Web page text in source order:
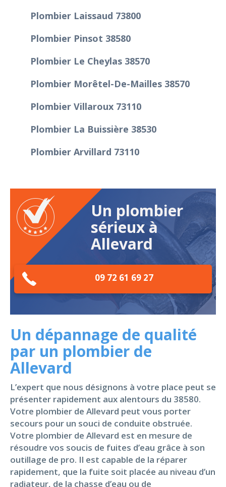
Plombier Laissaud 73800
Plombier Pinsot 38580
Plombier Le Cheylas 38570
Plombier Morêtel-De-Mailles 38570
Plombier Villaroux 73110
Plombier La Buissière 38530
Plombier Arvillard 73110
Un plombier
sérieux à
Allevard
09 72 61 69 27
Un dépannage de qualité
par un plombier de
Allevard
L’expert que nous désignons à votre place peut se
présenter rapidement aux alentours du 38580.
Votre plombier de Allevard peut vous porter
secours pour un souci de conduite obstruée.
Votre plombier de Allevard est en mesure de
résoudre vos soucis de fuites d’eau grâce à son
outillage de pro. Il est capable de la réparer
rapidement, que la fuite soit placée au niveau d’un
radiateur, de la chasse d’eau ou de